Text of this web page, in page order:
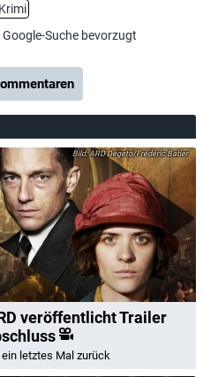
Krimi
Suche bevorzugt
ARD Degeto/Frédéric Batier
veröffentlicht Trailer
letztes Mal zurück